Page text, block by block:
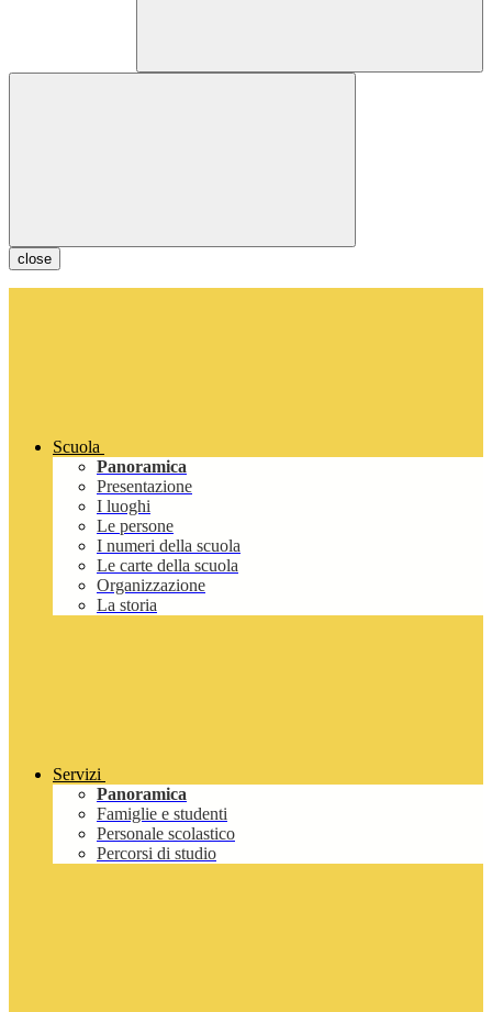
close
Scuola
Panoramica
Presentazione
I luoghi
Le persone
I numeri della scuola
Le carte della scuola
Organizzazione
La storia
Servizi
Panoramica
Famiglie e studenti
Personale scolastico
Percorsi di studio